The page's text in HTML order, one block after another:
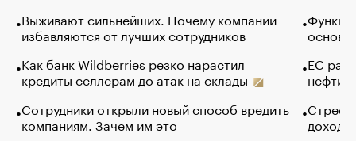
Выживают сильнейших. Почему компании
избавляются от лучших сотрудников
Как банк Wildberries резко нарастил
кредиты селлерам до атак на склады
Сотрудники открыли новый способ вредить
компаниям. Зачем им это
основ
ЕС
нефти